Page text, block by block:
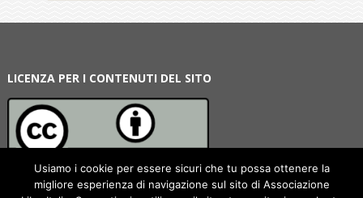
LICENZA PER I CONTENUTI DEL SITO
Usiamo i cookie per essere sicuri che tu possa ottenere la
migliore esperienza di navigazione sul sito di Associazione